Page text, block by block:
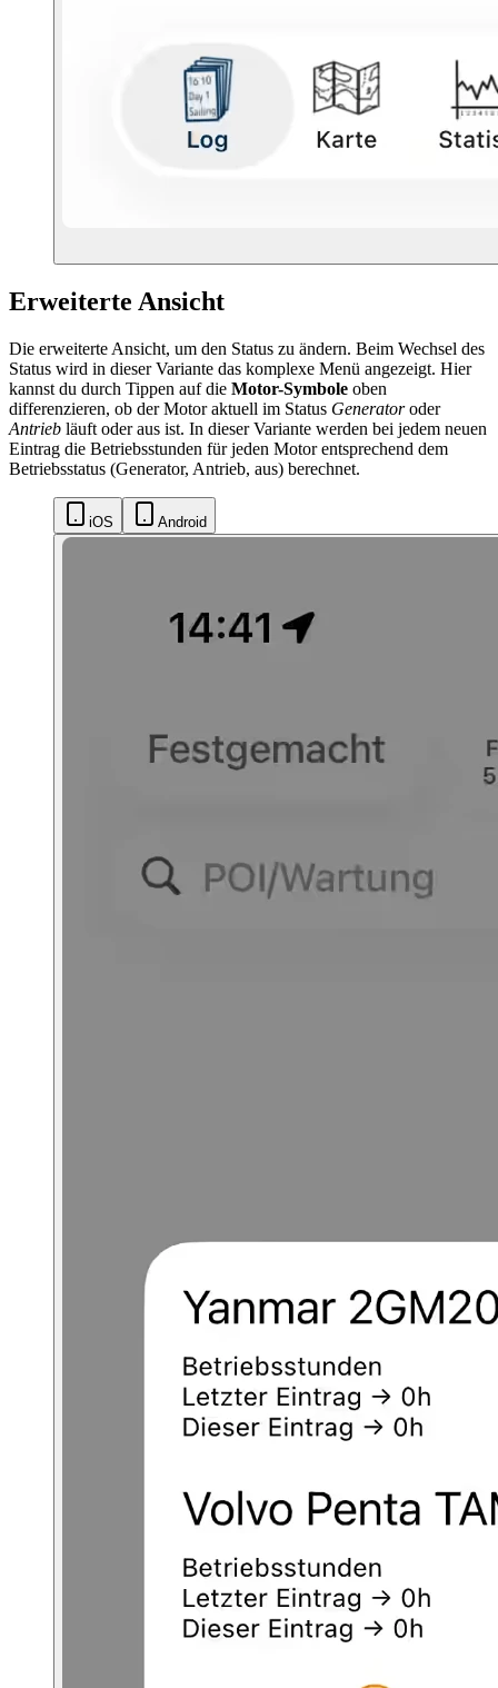
Erweiterte Ansicht
Die erweiterte Ansicht, um den Status zu ändern. Beim Wechsel des
Status wird in dieser Variante das komplexe Menü angezeigt. Hier
kannst du durch Tippen auf die Motor-Symbole oben
differenzieren, ob der Motor aktuell im Status Generatoroder
Antrieb läuft oder aus ist. In dieser Variante werden bei jedem neuen
Eintrag die Betriebsstunden für jeden Motor entsprechend dem
Betriebsstatus (Generator, Antrieb, aus) berechnet.
iOS Android